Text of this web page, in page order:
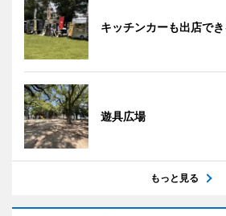
キッチンカーも出店でき
遊具広場
もっと見る